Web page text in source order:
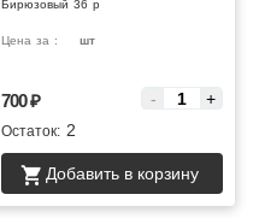
Бирюзовый 36 р
Цена за : шт
700₽ - +
Остаток: 2
Добавить в корзину